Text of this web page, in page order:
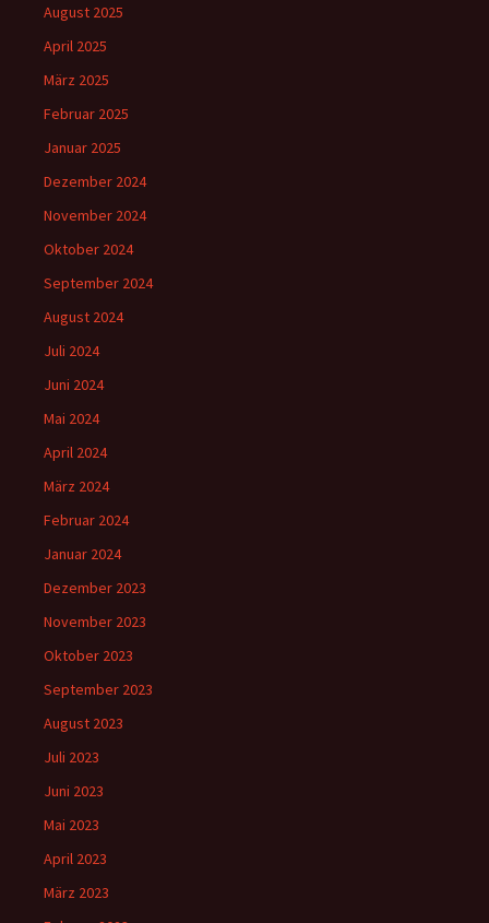
August 2025
April 2025
März 2025
Februar 2025
Januar 2025
Dezember 2024
November 2024
Oktober 2024
September 2024
August 2024
Juli 2024
Juni 2024
Mai 2024
April 2024
März 2024
Februar 2024
Januar 2024
Dezember 2023
November 2023
Oktober 2023
September 2023
August 2023
Juli 2023
Juni 2023
Mai 2023
April 2023
März 2023